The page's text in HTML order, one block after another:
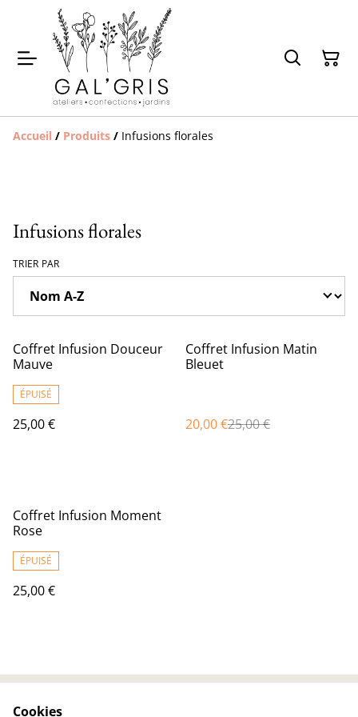
Accueil / Produits / Infusions florales
Infusions florales
TRIER PAR
Coffret Infusion Douceur
Mauve
ÉPUISÉ
25,00 €
%
Coffret Infusion Matin
Bleuet
20,00 €25,00 €
Coffret Infusion Moment
Rose
ÉPUISÉ
25,00 €
Cookies